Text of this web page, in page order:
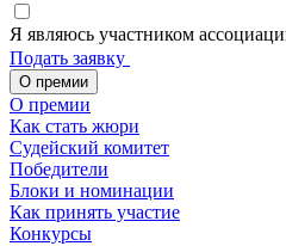
Я являюсь участником
Подать заявку
О премии
О премии
Как стать жюри
Судейский комитет
Победители
Блоки и номинации
Как принять участие
Конкурсы